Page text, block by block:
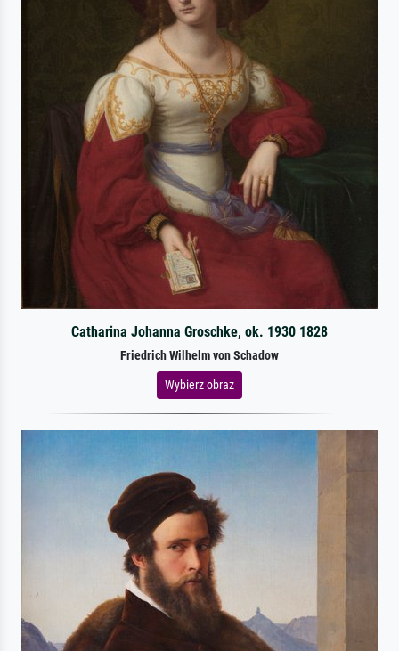
Catharina Johanna Groschke, ok. 1930 1828
Friedrich Wilhelm von Schadow
Wybierz obraz